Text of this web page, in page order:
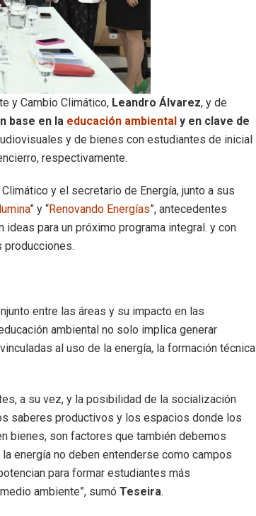
y Cambio Climático, Leandro Álvarez, y de
base en la educación ambiental y en clave de
y de bienes con estudiantes de inicial
respectivamente.
y el secretario de Energía, junto a sus
” y “Renovando Energías”, antecedentes
para un próximo programa integral. y con
producciones.
entre las áreas y su impacto en las
ambiental no solo implica generar
al uso de la energía, la formación técnica
a su vez, y la posibilidad de la socialización
saberes productivos y los espacios donde los
bienes, son factores que también debemos
energía no deben entenderse como campos
para formar estudiantes más
ambiente”, sumó Teseira.